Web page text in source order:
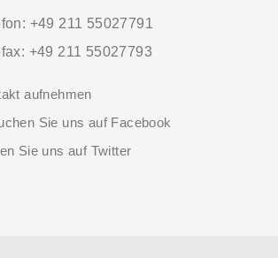
+49 211 55027791
+49 211 55027793
aufnehmen
Sie uns auf Facebook
Sie uns auf Twitter